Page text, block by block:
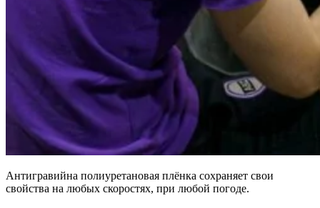
Антигравийна полиуретановая плёнка сохраняет свои
свойства на любых скоростях, при любой погоде.